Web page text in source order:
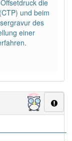
Artikel
die
und beim
des
einer